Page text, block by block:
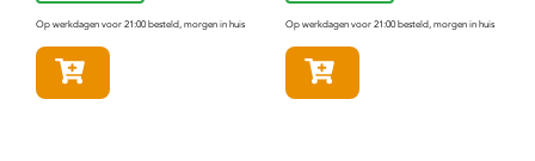
Op werkdagen voor 21:00 besteld, morgen in huis Op werkdagen voor 21:00 besteld, morgen in huis